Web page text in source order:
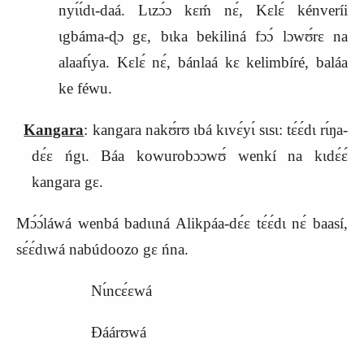
nyɩ́ɩ́dɩ-daá. Lɩzɔ́ɔ kɛḿ nɛ́, Kɛlɛ́ kénveríi
ɩgbáma-ɖɔ gɛ, bɩka bekiliná fɔɔ́ lɔwʊ́rɛ na
alaafɩ́ya. Kɛlɛ́ nɛ́, bánlaá kɛ kelimbíré, baláa
ke féwu.
Kangara: kangara nakʊ́rʊ ɩbá kɩvɛ́yɩ́ sɩsɩ: tɛ́ɛ́dɩ rɩ́ŋa-
dɛ́ɛ ńgɩ. Báa kowurobɔɔwʊ́ wenkí na kɩdɛ́ɛ́
kangara gɛ.
Mɔ́ɔ́láwá wenbá badɩɩná Alikpáa-dɛ́ɛ tɛ́ɛ́dɩ nɛ́ baasí,
sɛ́ɛ́dɩwá nabúdoozo gɛ ńna.
Nɩ́ncɛ́ɛwá
Ɖáárʊwá